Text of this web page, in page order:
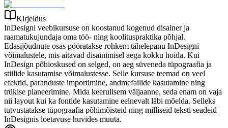
Kirjeldus
InDesigni veebikursuse on koostanud kogenud disainer ja
raamatukujundaja oma töö- ning koolituspraktika põhjal.
Edasijõudnute osas pööratakse rohkem tähelepanu InDesigni
võimalustele, mis aitavad disainimisel aega kokku hoida. Kui
InDesign põhioskused on selged, on aeg süveneda tüpograafia ja
stiilide kasutamise võimalustesse. Selle kursuse teemad on veel
efektid, paranduste importimine, andmefailide kasutamine ning
trükise planeerimine. Mida keerulisem väljaanne, seda enam on vaja
nii layout kui ka fontide kasutamine eelnevalt läbi mõelda. Selleks
tutvustatakse tüpograafia põhimõisteid ning milliseid teksti seadeid
InDesignis loetavuse huvides muuta.